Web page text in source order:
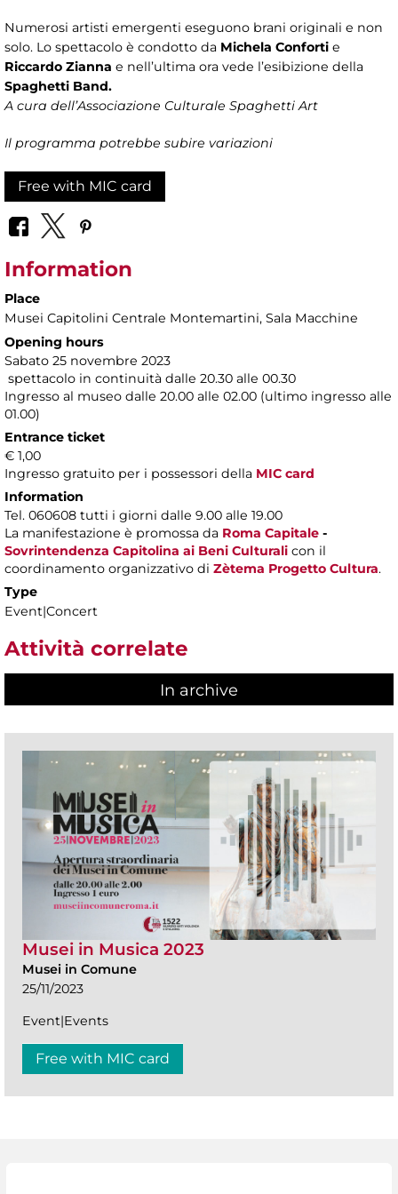
Numerosi artisti emergenti eseguono brani originali e non
solo. Lo spettacolo è condotto da Michela Conforti e
Riccardo Zianna e nell’ultima ora vede l’esibizione della
Spaghetti Band.
A cura dell’Associazione Culturale Spaghetti Art
Il programma potrebbe subire variazioni
Free with MIC card
Information
Place
Musei Capitolini Centrale Montemartini, Sala Macchine
Opening hours
Sabato 25 novembre 2023
spettacolo in continuità dalle 20.30 alle 00.30
Ingresso al museo dalle 20.00 alle 02.00 (ultimo ingresso alle
01.00)
Entrance ticket
€ 1,00
Ingresso gratuito per i possessori della MIC card
Information
Tel. 060608 tutti i giorni dalle 9.00 alle 19.00
La manifestazione è promossa da Roma Capitale -
Sovrintendenza Capitolina ai Beni Culturali con il
coordinamento organizzativo di Zètema Progetto Cultura.
Type
Event|Concert
Attività correlate
In archive
Musei in Musica 2023
Musei in Comune
25/11/2023
Event|Events
Free with MIC card